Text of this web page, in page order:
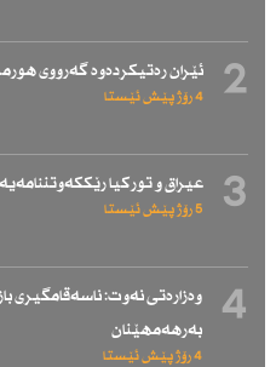
2 ئێران رەتیكردەوە گەرووی
4 رۆژ پێش ئێستا
3 عیراق و توركیا
5 رۆژ پێش ئێستا
4
وەزارەتی نەوت: ناسەقامگیری
بەرهەمهێنان
4 رۆژ پێش ئێستا